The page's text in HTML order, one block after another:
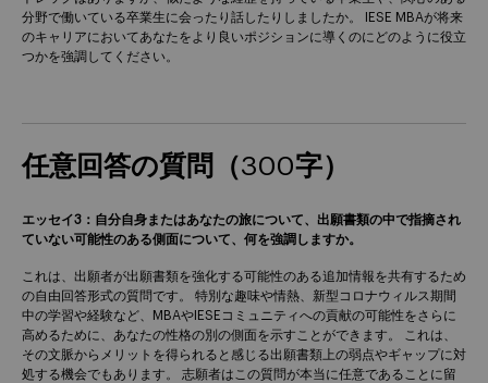
分野で働いている卒業生に会ったり話したりしましたか。 IESE MBAが将来
のキャリアにおいてあなたをより良いポジションに導くのにどのように役立
つかを強調してください。
任意回答の質問（300字）
エッセイ3：自分自身またはあなたの旅について、出願書類の中で指摘され
ていない可能性のある側面について、何を強調しますか。
これは、出願者が出願書類を強化する可能性のある追加情報を共有するため
の自由回答形式の質問です。 特別な趣味や情熱、新型コロナウィルス期間
中の学習や経験など、MBAやIESEコミュニティへの貢献の可能性をさらに
高めるために、あなたの性格の別の側面を示すことができます。 これは、
その文脈からメリットを得られると感じる出願書類上の弱点やギャップに対
処する機会でもあります。 志願者はこの質問が本当に任意であることに留